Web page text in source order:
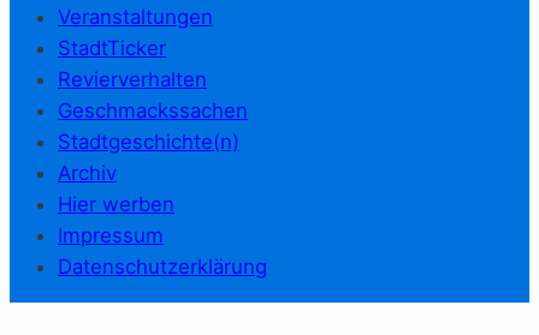
Veranstaltungen
StadtTicker
Revierverhalten
Geschmackssachen
Stadtgeschichte(n)
Archiv
Hier werben
Impressum
Datenschutzerklärung